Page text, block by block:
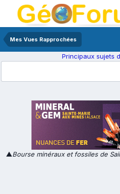
Mes Vues Rapprochées
Principaux sujets
▲Bourse minéraux et fossiles de